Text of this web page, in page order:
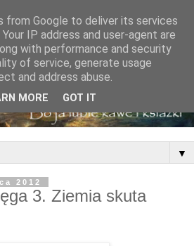
▼
2012
3. Ziemia skuta
from Google to deliver its services
IP address and user-agent are
with performance and security
of service, generate usage
and address abuse.
MORE GOT IT